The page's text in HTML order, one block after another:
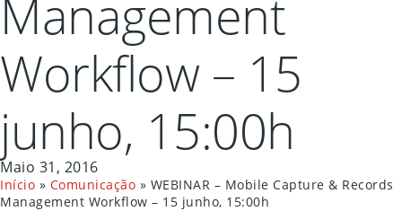
Management
Workflow – 15
junho, 15:00h
Maio 31, 2016
Início » Comunicação » WEBINAR – Mobile Capture & Records
Management Workflow – 15 junho, 15:00h